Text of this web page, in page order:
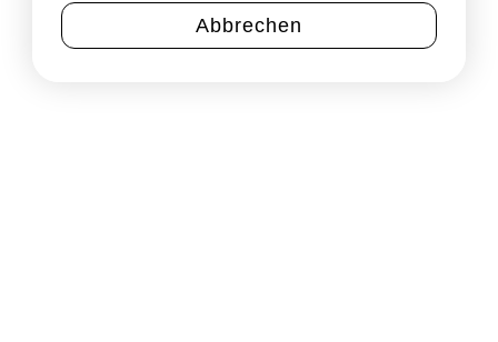
Abbrechen